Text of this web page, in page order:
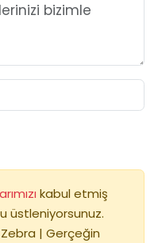
kabul etmiş
üstleniyorsunuz.
| Gerçeğin